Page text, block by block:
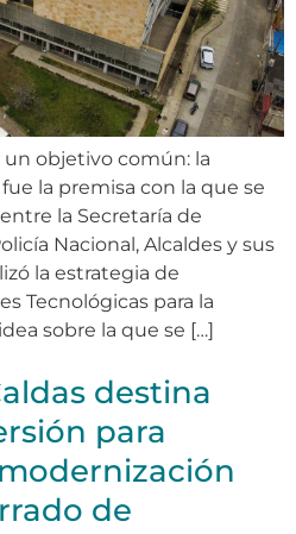
objetivo común: la
la premisa con la que se
la Secretaría de
Nacional, Alcaldes y sus
la estrategia de
Tecnológicas para la
sobre la que se […]
destina
para
de